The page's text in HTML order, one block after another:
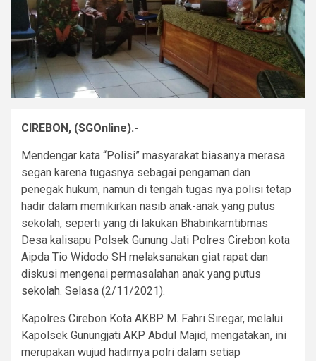
CIREBON, (SGOnline).-
Mendengar kata “Polisi” masyarakat biasanya merasa
segan karena tugasnya sebagai pengaman dan
penegak hukum, namun di tengah tugas nya polisi tetap
hadir dalam memikirkan nasib anak-anak yang putus
sekolah, seperti yang di lakukan Bhabinkamtibmas
Desa kalisapu Polsek Gunung Jati Polres Cirebon kota
Aipda Tio Widodo SH melaksanakan giat rapat dan
diskusi mengenai permasalahan anak yang putus
sekolah. Selasa (2/11/2021).
Kapolres Cirebon Kota AKBP M. Fahri Siregar, melalui
Kapolsek Gunungjati AKP Abdul Majid, mengatakan, ini
merupakan wujud hadirnya polri dalam setiap